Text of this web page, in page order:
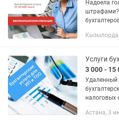
Надоела
штрафами?
бухгалтеров? Не успеваете
боитесь
Услуги
3 000 - 15
Удаленный
налоговых отчетов.
выписка
Астана, 3